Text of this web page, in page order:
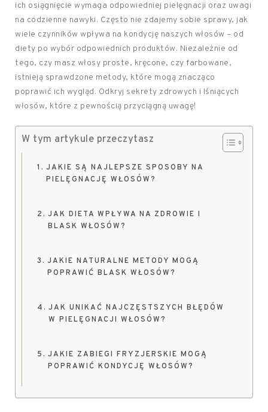
ich osiągnięcie wymaga odpowiedniej pielęgnacji oraz uwagi
na codzienne nawyki. Często nie zdajemy sobie sprawy, jak
wiele czynników wpływa na kondycję naszych włosów – od
diety po wybór odpowiednich produktów. Niezależnie od
tego, czy masz włosy proste, kręcone, czy farbowane,
istnieją sprawdzone metody, które mogą znacząco
poprawić ich wygląd. Odkryj sekrety zdrowych i lśniących
włosów, które z pewnością przyciągną uwagę!
W tym artykule przeczytasz
JAKIE SĄ NAJLEPSZE SPOSOBY NA
PIELĘGNACJĘ WŁOSÓW?
JAK DIETA WPŁYWA NA ZDROWIE I
BLASK WŁOSÓW?
JAKIE NATURALNE METODY MOGĄ
POPRAWIĆ BLASK WŁOSÓW?
JAK UNIKAĆ NAJCZĘSTSZYCH BŁĘDÓW
W PIELĘGNACJI WŁOSÓW?
JAKIE ZABIEGI FRYZJERSKIE MOGĄ
POPRAWIĆ KONDYCJĘ WŁOSÓW?